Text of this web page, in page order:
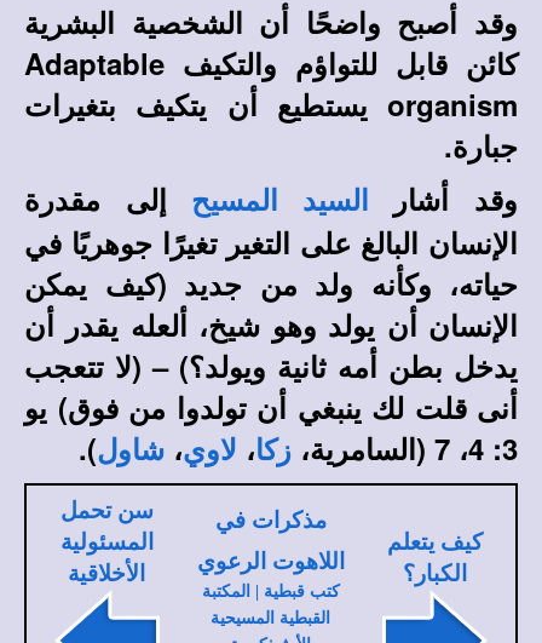
وقد أصبح واضحًا أن الشخصية البشرية
كائن قابل للتواؤم والتكيف Adaptable
organism يستطيع أن يتكيف بتغيرات
جبارة.
وقد أشار
السيد المسيح
إلى مقدرة
الإنسان البالغ على التغير تغيرًا جوهريًا في
حياته، وكأنه ولد من جديد (كيف يمكن
الإنسان أن يولد وهو شيخ، ألعله يقدر أن
يدخل بطن أمه ثانية ويولد؟) – (لا تتعجب
أنى قلت لك ينبغي أن تولدوا من فوق) يو
3: 4، 7 (السامرية،
زكا، لاوي، شاول).
كيف يتعلم
الكبار؟
مذكرات في
اللاهوت الرعوي
كتب قبطية | المكتبة
القبطية المسيحية
سن تحمل
المسئولية
الأخلاقية